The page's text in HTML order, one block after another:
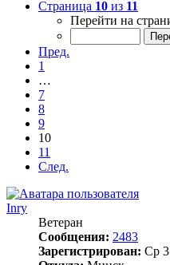
Страница 10 из 11
Перейти на
Пред.
1
…
7
8
9
10
11
След.
Inry
Ветеран
Сообщения: 2483
Зарегистрирован: Ср